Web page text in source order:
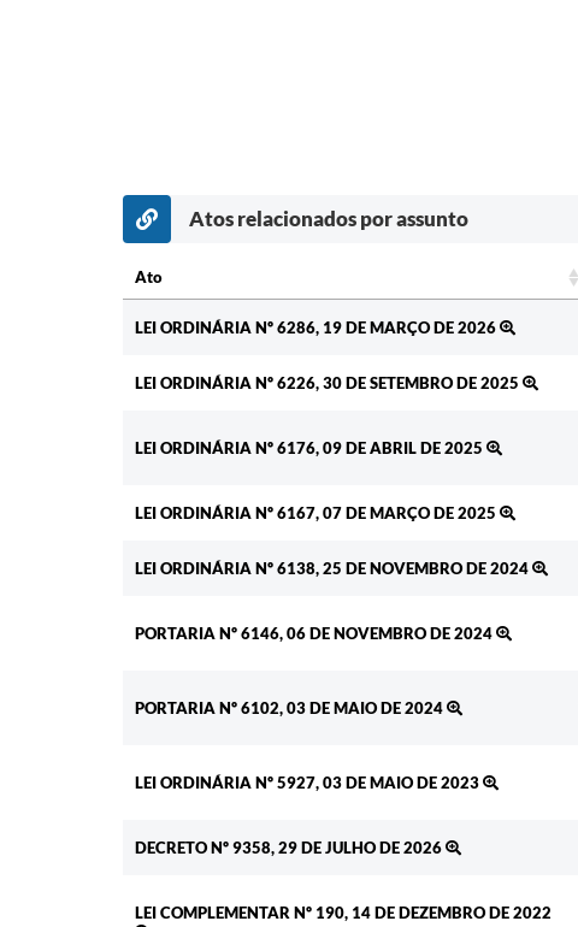
Atos relacionados por assunto
Ato
LEI ORDINÁRIA Nº 6286, 19 DE MARÇO DE 2026
LEI ORDINÁRIA Nº 6226, 30 DE SETEMBRO DE 2025
LEI ORDINÁRIA Nº 6176, 09 DE ABRIL DE 2025
LEI ORDINÁRIA Nº 6167, 07 DE MARÇO DE 2025
LEI ORDINÁRIA Nº 6138, 25 DE NOVEMBRO DE 2024
PORTARIA Nº 6146, 06 DE NOVEMBRO DE 2024
PORTARIA Nº 6102, 03 DE MAIO DE 2024
LEI ORDINÁRIA Nº 5927, 03 DE MAIO DE 2023
DECRETO Nº 9358, 29 DE JULHO DE 2026
LEI COMPLEMENTAR Nº 190, 14 DE DEZEMBRO DE 2022